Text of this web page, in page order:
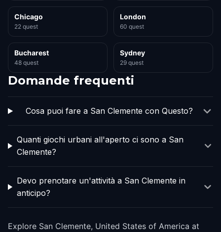
Chicago
22 quest
London
60 quest
Bucharest
48 quest
Sydney
29 quest
Domande frequenti
Cosa puoi fare a San Clemente con Questo?
Quanti giochi urbani all'aperto ci sono a San
Clemente?
Devo prenotare un'attività a San Clemente in
anticipo?
Explore San Clemente, United States of America at